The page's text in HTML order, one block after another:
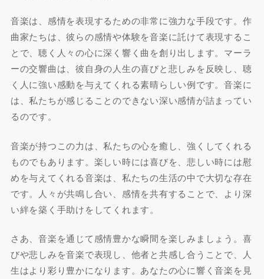
音楽は、感情を表現するための非常に強力な手段です。作
曲家たちは、彼らの感情や体験を音楽に託けて表現するこ
とで、聴く人々の心に深く響く曲を創り出します。マーラ
ーの交響曲は、彼自身の人生の喜びと悲しみを反映し、聴
く人に強い感動を与えてくれる素晴らしい例です。音楽に
は、私たちが感じることのできない深い感情が詰まってい
るのです。
音楽が持つこの力は、私たちの心を癒し、強くしてくれる
ものでもあります。楽しい時には喜びを、悲しい時には慰
めを与えてくれる音楽は、私たちの生活の中で大切な存在
です。人々が共鳴し合い、感情を共有することで、より深
い絆を築く手助けをしてくれます。
さあ、音楽を通じて感情豊かな瞬間を楽しみましょう。喜
びや悲しみを音楽で表現し、他者と共感し合うことで、人
生はより彩り豊かになります。あなたの心に響く音楽を見